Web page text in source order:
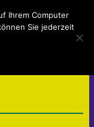
Ihrem Computer
Sie jederzeit